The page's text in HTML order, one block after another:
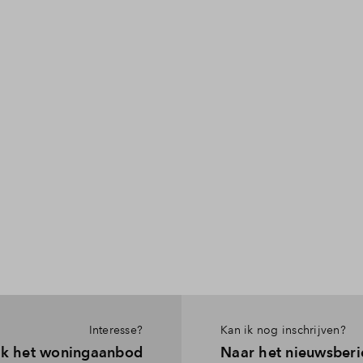
Interesse?
het woningaanbod
Kan ik nog inschrijven?
Naar het